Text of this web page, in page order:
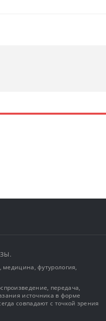
медицина, футурология,
передача,
источника в форме
совпадают с точкой зрения